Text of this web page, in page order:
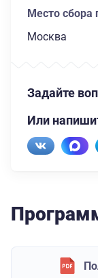
Место сбора
Москва
Задайте
Или